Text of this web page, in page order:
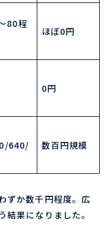
80程
ほぼ0円
0円
640/
数百円規模
ずか数千円程度。広
果になりました。